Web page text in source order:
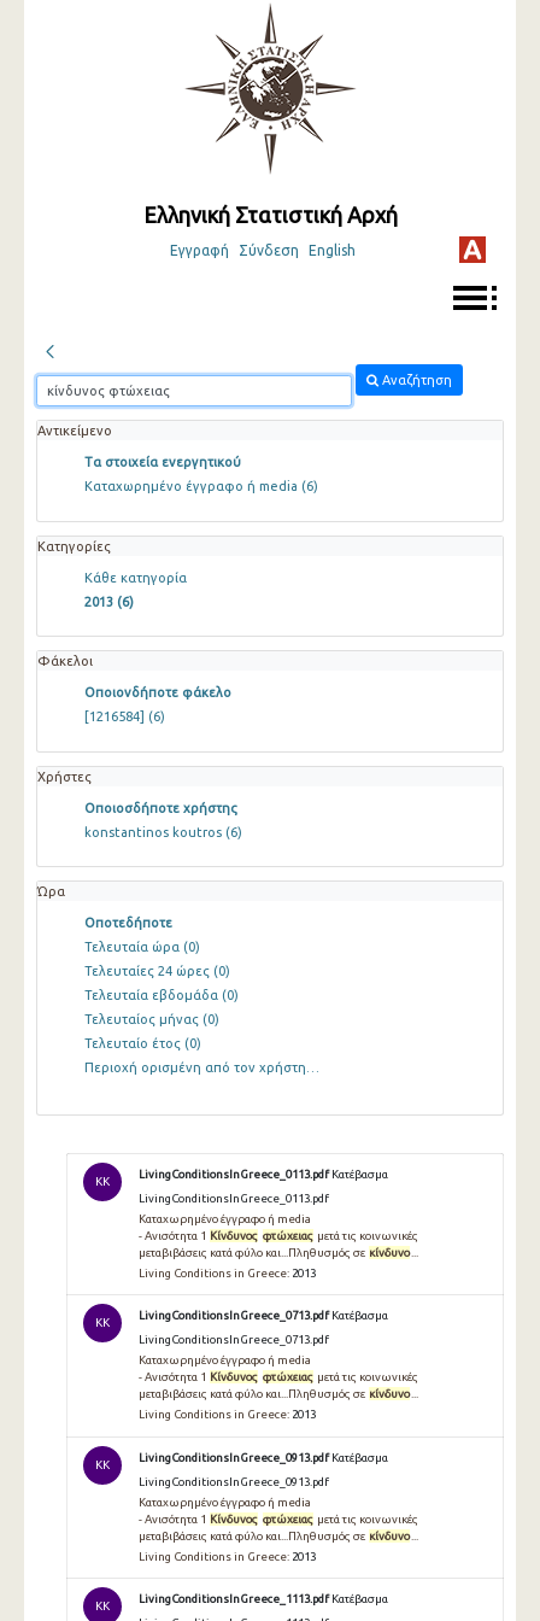
Ελληνική Στατιστική Αρχή
Εγγραφή Σύνδεση English
Αναζήτηση
Αντικείμενο
Τα στοιχεία ενεργητικού
Καταχωρημένο έγγραφο ή media (6)
Κατηγορίες
Κάθε κατηγορία
2013 (6)
Φάκελοι
Οποιονδήποτε φάκελο
[1216584]
(6)
Χρήστες
Οποιοσδήποτε χρήστης
konstantinos koutros (6)
Ώρα
Οποτεδήποτε
Τελευταία ώρα (0)
Τελευταίες 24 ώρες (0)
Τελευταία εβδομάδα (0)
Τελευταίος μήνας (0)
Τελευταίο έτος (0)
Περιοχή ορισμένη από τον χρήστη…
KK
LivingConditionsInGreece_0113.pdf Κατέβασμα
LivingConditionsInGreece_0113.pdf
Καταχωρημένο έγγραφο ή media
- Ανισότητα 1 Κίνδυνος φτώχειας μετά τις κοινωνικές
μεταβιβάσεις κατά φύλο και...Πληθυσμός σε κίνδυνο...
Living Conditions in Greece: 2013
KK
LivingConditionsInGreece_0713.pdf Κατέβασμα
LivingConditionsInGreece_0713.pdf
Καταχωρημένο έγγραφο ή media
- Ανισότητα 1 Κίνδυνος φτώχειας μετά τις κοινωνικές
μεταβιβάσεις κατά φύλο και...Πληθυσμός σε κίνδυνο...
Living Conditions in Greece: 2013
KK
LivingConditionsInGreece_0913.pdf Κατέβασμα
LivingConditionsInGreece_0913.pdf
Καταχωρημένο έγγραφο ή media
- Ανισότητα 1 Κίνδυνος φτώχειας μετά τις κοινωνικές
μεταβιβάσεις κατά φύλο και...Πληθυσμός σε κίνδυνο...
Living Conditions in Greece: 2013
KK
LivingConditionsInGreece_1113.pdf Κατέβασμα